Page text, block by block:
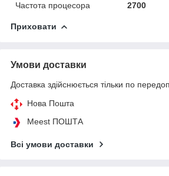
Частота процесора
2700
Приховати
Умови доставки
Доставка здійснюється тільки по
Нова Пошта
Meest ПОШТА
Всі умови доставки